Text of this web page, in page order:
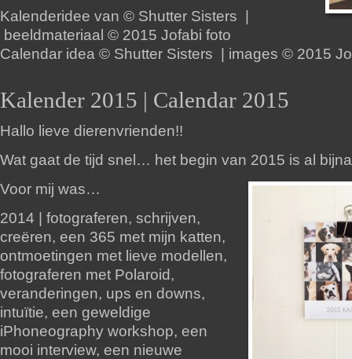
Kalenderidee van © Shutter Sisters |
beeldmateriaal © 2015 Jofabi foto
Calendar idea © Shutter Sisters | images © 2015
Kalender 2015 | Calendar 2015
Hallo lieve dierenvrienden!!
Wat gaat de tijd snel… het begin van 2015 is al
Voor mij was…
2014 | fotograferen, schrijven,
creëren, een 365 met mijn katten,
ontmoetingen met lieve modellen,
fotograferen met Polaroid,
veranderingen, ups en downs,
intuïtie, een geweldige
iPhoneography workshop, een
mooi interview, een nieuwe